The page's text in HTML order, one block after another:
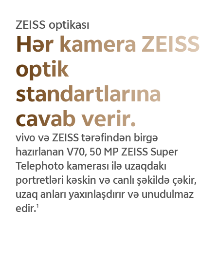
ZEISS optikası
Hər kamera ZEISS
optik
standartlarına
cavab verir.
vivo və ZEISS tərəfindən birgə
hazırlanan V70, 50 MP ZEISS Super
Telephoto kamerası ilə uzaqdakı
portretləri kəskin və canlı şəkildə çəkir,
uzaq anları yaxınlaşdırır və unudulmaz
edir.1